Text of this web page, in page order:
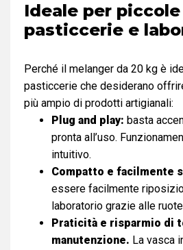
Ideale per piccole
pasticcerie e
Perché il melanger da 20 kg è
pasticcerie che desiderano
più ampio di prodotti artigianali:
Plug and play: basta
prontа all’uso.
intuitivo.
Compatto e facilmente
essere facilmente
laboratorio grazie alle
Praticità e risparmio di
manutenzione. La vasca